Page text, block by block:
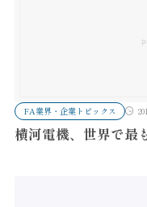
FA業界・企業トピックス
横河電機、世界で最